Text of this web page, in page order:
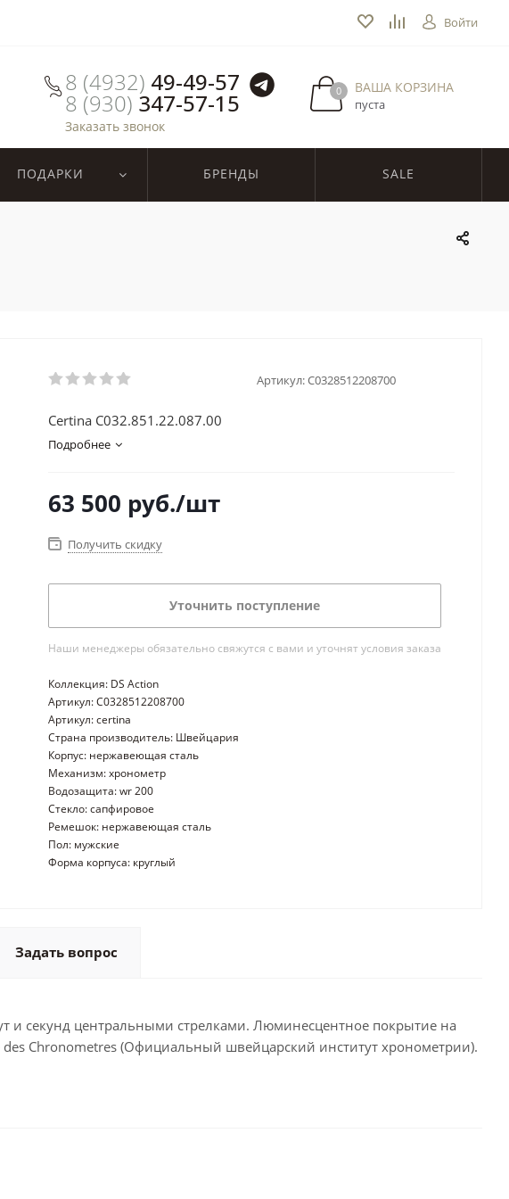
Войти
8 (4932) 49-49-57
8 (930) 347-57-15
Заказать звонок
ВАША КОРЗИНА
пуста
0
ПОДАРКИ БРЕНДЫ SALE
Артикул:C0328512208700
Certina C032.851.22.087.00
Подробнее
63 500 руб./шт
Получить скидку
Уточнить поступление
Наши менеджеры обязательно свяжутся с вами и уточнят условия заказа
Коллекция: DS Action
Артикул: C0328512208700
Артикул: certina
Страна производитель: Швейцария
Корпус: нержавеющая сталь
Механизм: хронометр
Водозащита: wr 200
Стекло: сапфировое
Ремешок: нержавеющая сталь
Пол: мужские
Форма корпуса: круглый
Задать вопрос
и секунд центральными стрелками. Люминесцентное покрытие на
des Chronometres (Официальный швейцарский институт хронометрии).